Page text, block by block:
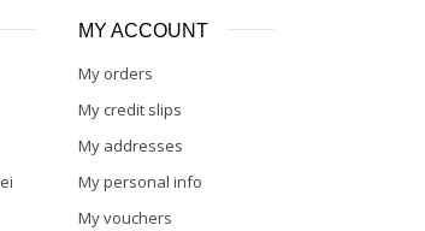
MY ACCOUNT
My orders
My credit slips
My addresses
My personal info
My vouchers